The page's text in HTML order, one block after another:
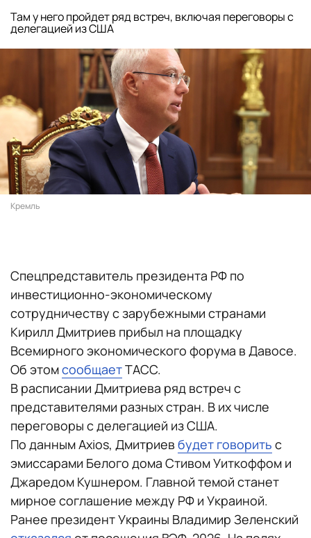
Там у него пройдет ряд встреч, включая переговоры с
делегацией из США
Кремль
Спецпредставитель президента РФ по
инвестиционно-экономическому
сотрудничеству с зарубежными странами
Кирилл Дмитриев прибыл на площадку
Всемирного экономического форума в Давосе.
Об этомсообщаетТАСС.
В расписании Дмитриева ряд встреч с
представителями разных стран. В их числе
переговоры с делегацией из США.
По данным Axios, Дмитриев будет говорить с
эмиссарами Белого дома Стивом Уиткоффом и
Джаредом Кушнером. Главной темой станет
мирное соглашение между РФ и Украиной.
Ранее президент Украины Владимир Зеленский